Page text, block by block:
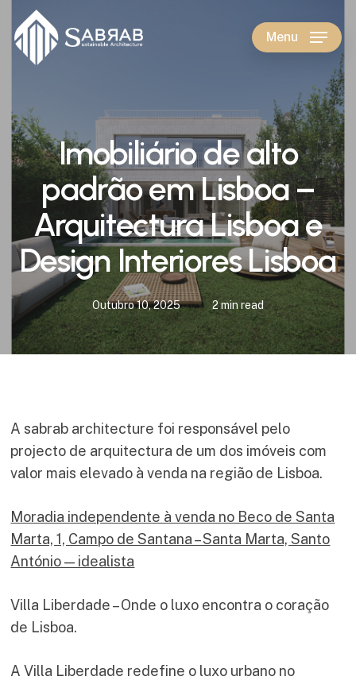
main
Menu
Imobiliário de alto
padrão em Lisboa –
Arquitectura Lisboa e
Design Interiores Lisboa
Outubro 10, 2025 2 min read
A sabrab architecture foi responsável pelo
projecto de arquitectura de um dos imóveis com
valor mais elevado à venda na região de Lisboa.
Moradia independente à venda no Beco de Santa
Marta, 1, Campo de Santana – Santa Marta, Santo
António — idealista
Villa Liberdade – Onde o luxo encontra o coração
de Lisboa.
A Villa Liberdade redefine o luxo urbano no